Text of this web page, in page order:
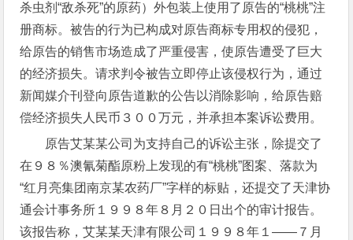
杀虫剂“敌杀死”的原药）外包装上使用了原告的“桃桃”注
册商标。被告的行为已构成对原告商标专用权的侵犯，
给原告的销售市场造成了严重侵害，使原告遭受了巨大
的经济损失。请求判令被告立即停止该侵权行为，通过
新闻媒介刊登向原告道歉的公告以消除影响，给原告赔
偿经济损失人民币３００万元，并承担本案诉讼费用。
原告艾某某公司为支持自己的诉讼主张，除提交了
在９８％澳氰菊酯原粉上发现的有“桃桃”图案、落款为
“红月亮集团南京某农药厂”字样的标贴，还提交了天津协
通会计事务所１９９８年８月２０日出个的审计报告。
该报告称，艾某某天津有限公司１９９８年１——７月